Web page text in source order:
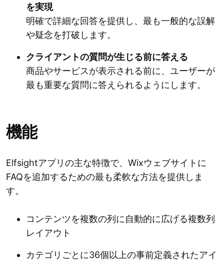
を実現
明確で詳細な回答を提供し、最も一般的な誤解
や疑念を打破します。
クライアントの質問が生じる前に答える
商品やサービスが表示される前に、ユーザーが
最も重要な質問に答えられるようにします。
機能
Elfsightアプリの主な特徴で、Wixウェブサイトに
FAQを追加するための最も柔軟な方法を提供しま
す。
コンテンツを複数の列に自動的に広げる複数列
レイアウト
カテゴリごとに36個以上の事前定義されたアイ